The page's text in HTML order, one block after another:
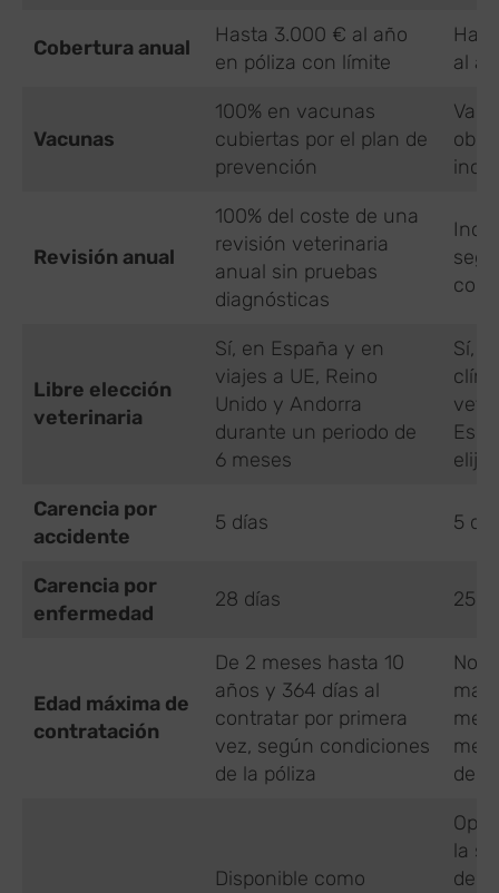
Cobertura anual
Hasta 3.000 € al año
en póliza con límite
al
Vacunas
100% en vacunas
cubiertas por el plan de
prevención
Revisión anual
100% del coste de una
revisión veterinaria
anual sin pruebas
diagnósticas
Libre elección
veterinaria
Sí, en España y en
viajes a UE, Reino
Unido y Andorra
durante un periodo de
6 meses
Sí,
elijas
Carencia por
accidente
5 días 5
Carencia por
enfermedad
28 días 25
Edad máxima de
contratación
De 2 meses hasta 10
años y 364 días al
contratar por primera
vez, según condiciones
de la póliza
No
de
Disponible como
la
de